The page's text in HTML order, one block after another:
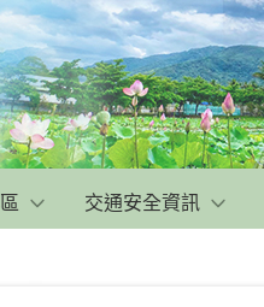
交通安全資訊